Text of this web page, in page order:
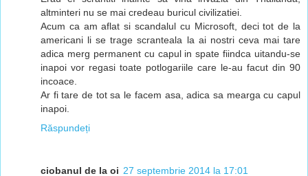
altminteri nu se mai credeau buricul civilizatiei.
Acum ca am aflat si scandalul cu Microsoft, deci tot de la
americani li se trage scranteala la ai nostri ceva mai tare
adica merg permanent cu capul in spate fiindca uitandu-se
inapoi vor regasi toate potlogariile care le-au facut din 90
incoace.
Ar fi tare de tot sa le facem asa, adica sa mearga cu capul
inapoi.
Răspundeți
ciobanul de la oi 27 septembrie 2014 la 17:01